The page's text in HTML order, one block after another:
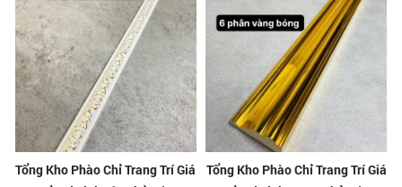
Tổng Kho Phào Chỉ Trang Trí Giá
Tổng Kho Phào Chỉ Trang Trí Giá